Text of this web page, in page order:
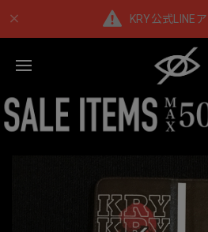
KRY公式LINE